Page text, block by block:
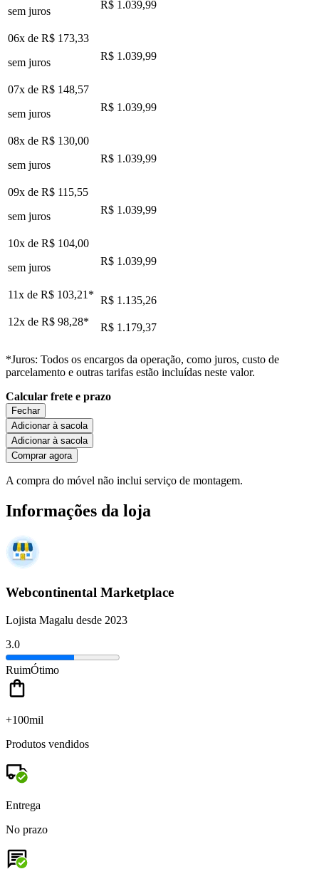
sem juros
R$ 1.039,99
06x de R$ 173,33
sem juros
R$ 1.039,99
07x de R$ 148,57
sem juros
R$ 1.039,99
08x de R$ 130,00
sem juros
R$ 1.039,99
09x de R$ 115,55
sem juros
R$ 1.039,99
10x de R$ 104,00
sem juros
R$ 1.039,99
11x de R$ 103,21 * R$ 1.135,26
12x de R$ 98,28* R$ 1.179,37
*Juros: Todos os encargos da operação, como juros, custo de
parcelamento e outras tarifas estão incluídas neste valor.
Calcular frete e prazo
Fechar
Adicionar à sacola
Adicionar à sacola
Comprar agora
A compra do móvel não inclui serviço de montagem.
Informações da loja
Webcontinental Marketplace
Lojista Magalu desde 2023
3.0
RuimÓtimo
+100mil
Produtos vendidos
Entrega
No prazo